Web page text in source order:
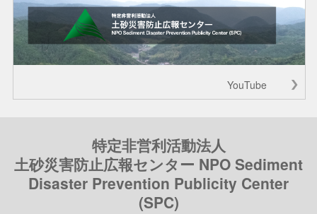
YouTube
特定非営利活動法人
土砂災害防止広報センター NPO Sediment
Disaster Prevention Publicity Center
(SPC)